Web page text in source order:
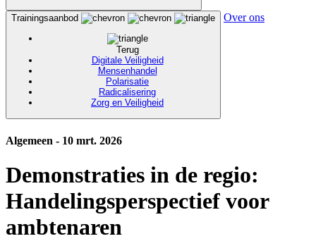
Trainingsaanbod
Terug
Digitale Veiligheid
Mensenhandel
Polarisatie
Radicalisering
Zorg en Veiligheid
Over ons
Algemeen - 10 mrt. 2026
Demonstraties in de regio:
Handelingsperspectief voor
ambtenaren